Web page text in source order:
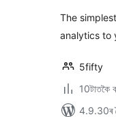
The
analytics to
5fifty
10টাতকৈ
4.9.30ৰ